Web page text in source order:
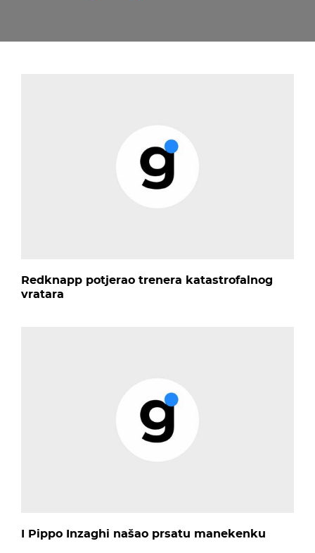
Redknapp potjerao trenera katastrofalnog
vratara
I Pippo Inzaghi našao prsatu manekenku